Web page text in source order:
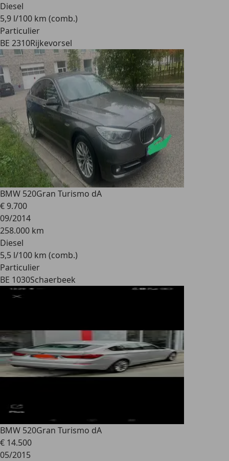
Diesel
5,9 l/100 km (comb.)
Particulier
BE 2310Rijkevorsel
BMW 520Gran Turismo dA
€ 9.700
09/2014
258.000 km
Diesel
5,5 l/100 km (comb.)
Particulier
BE 1030Schaerbeek
BMW 520Gran Turismo dA
€ 14.500
05/2015